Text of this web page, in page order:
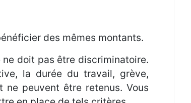
des mêmes montants.
doit pas être discriminatoire.
la durée du travail, grève,
peuvent être retenus. Vous